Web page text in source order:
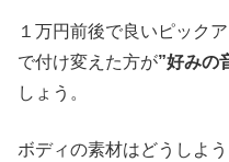
１万円前後で良いピック
で付け変えた方が”好みの
しょう。
ボディの素材はどうしよ